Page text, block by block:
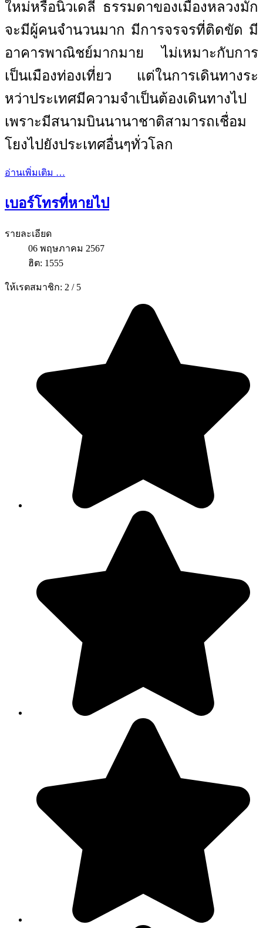
ใหม่หรือนิวเดลี ธรรมดาของเมืองหลวงมัก
จะมีผู้คนจำนวนมาก มีการจรจรที่ติดขัด มี
อาคารพาณิชย์มากมาย ไม่เหมาะกับการ
เป็นเมืองท่องเที่ยว แต่ในการเดินทางระ
หว่าประเทศมีความจำเป็นต้องเดินทางไป
เพราะมีสนามบินนานาชาติสามารถเชื่อม
โยงไปยังประเทศอื่นๆทั่วโลก
อ่านเพิ่มเติม …
เบอร์โทรที่หายไป
รายละเอียด
06 พฤษภาคม 2567
ฮิต: 1555
ให้เรตสมาชิก: 2 / 5